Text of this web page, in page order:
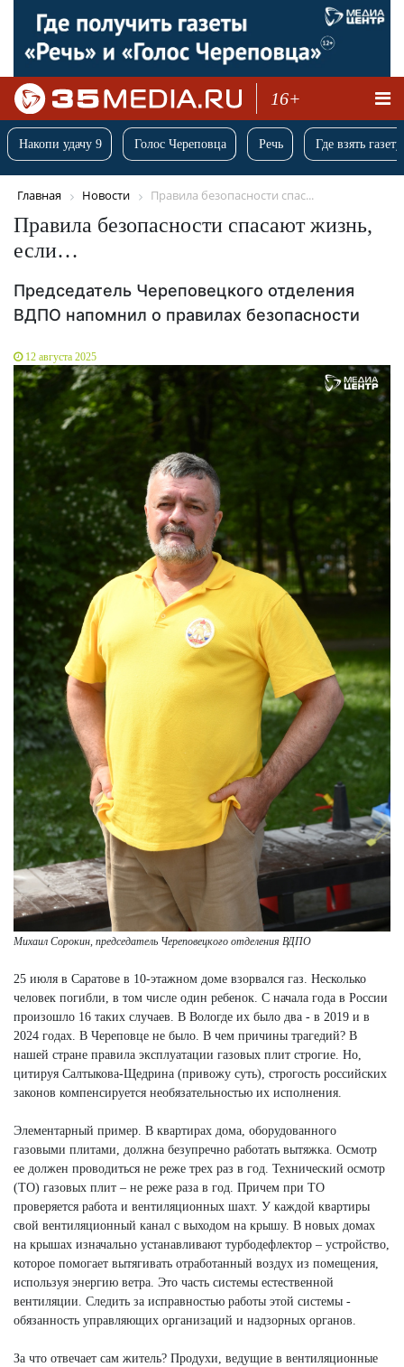
16+
Накопи удачу 9 Голос Череповца Речь Где взять
Главная Новости Правила безопасности спас...
Правила безопасности спасают жизнь,
если…
Председатель Череповецкого отделения
ВДПО напомнил о правилах безопасности
12 августа 2025
Михаил Сорокин, председатель Череповецкого отделения ВДПО
25 июля в Саратове в 10-этажном доме взорвался газ. Несколько
человек погибли, в том числе один ребенок. С начала года в России
произошло 16 таких случаев. В Вологде их было два - в 2019 и в
2024 годах. В Череповце не было. В чем причины трагедий? В
нашей стране правила эксплуатации газовых плит строгие. Но,
цитируя Салтыкова-Щедрина (привожу суть), строгость российских
законов компенсируется необязательностью их исполнения.
Элементарный пример. В квартирах дома, оборудованного
газовыми плитами, должна безупречно работать вытяжка. Осмотр
ее должен проводиться не реже трех раз в год. Технический осмотр
(ТО) газовых плит – не реже раза в год. Причем при ТО
проверяется работа и вентиляционных шахт. У каждой квартиры
свой вентиляционный канал с выходом на крышу. В новых домах
на крышах изначально устанавливают турбодефлектор – устройство,
которое помогает вытягивать отработанный воздух из помещения,
используя энергию ветра. Это часть системы естественной
вентиляции. Следить за исправностью работы этой системы -
обязанность управляющих организаций и надзорных органов.
За что отвечает сам житель? Продухи, ведущие в вентиляционные